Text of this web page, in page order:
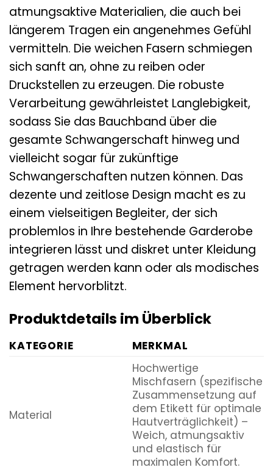
atmungsaktive Materialien, die auch bei
längerem Tragen ein angenehmes Gefühl
vermitteln. Die weichen Fasern schmiegen
sich sanft an, ohne zu reiben oder
Druckstellen zu erzeugen. Die robuste
Verarbeitung gewährleistet Langlebigkeit,
sodass Sie das Bauchband über die
gesamte Schwangerschaft hinweg und
vielleicht sogar für zukünftige
Schwangerschaften nutzen können. Das
dezente und zeitlose Design macht es zu
einem vielseitigen Begleiter, der sich
problemlos in Ihre bestehende Garderobe
integrieren lässt und diskret unter Kleidung
getragen werden kann oder als modisches
Element hervorblitzt.
Produktdetails im Überblick
KATEGORIE MERKMAL
Material
Hochwertige
Mischfasern (spezifische
Zusammensetzung auf
dem Etikett für optimale
Hautverträglichkeit) –
Weich, atmungsaktiv
und elastisch für
maximalen Komfort.